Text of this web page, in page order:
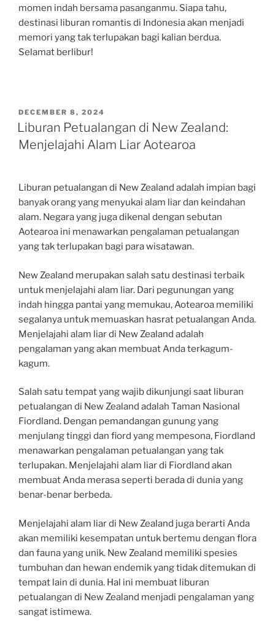
momen indah bersama pasanganmu. Siapa tahu,
destinasi liburan romantis di Indonesia akan menjadi
memori yang tak terlupakan bagi kalian berdua.
Selamat berlibur!
POSTED
ON
DECEMBER 8, 2024
Liburan Petualangan di New Zealand:
Menjelajahi Alam Liar Aotearoa
Liburan petualangan di New Zealand adalah impian bagi
banyak orang yang menyukai alam liar dan keindahan
alam. Negara yang juga dikenal dengan sebutan
Aotearoa ini menawarkan pengalaman petualangan
yang tak terlupakan bagi para wisatawan.
New Zealand merupakan salah satu destinasi terbaik
untuk menjelajahi alam liar. Dari pegunungan yang
indah hingga pantai yang memukau, Aotearoa memiliki
segalanya untuk memuaskan hasrat petualangan Anda.
Menjelajahi alam liar di New Zealand adalah
pengalaman yang akan membuat Anda terkagum-
kagum.
Salah satu tempat yang wajib dikunjungi saat liburan
petualangan di New Zealand adalah Taman Nasional
Fiordland. Dengan pemandangan gunung yang
menjulang tinggi dan fiord yang mempesona, Fiordland
menawarkan pengalaman petualangan yang tak
terlupakan. Menjelajahi alam liar di Fiordland akan
membuat Anda merasa seperti berada di dunia yang
benar-benar berbeda.
Menjelajahi alam liar di New Zealand juga berarti Anda
akan memiliki kesempatan untuk bertemu dengan flora
dan fauna yang unik. New Zealand memiliki spesies
tumbuhan dan hewan endemik yang tidak ditemukan di
tempat lain di dunia. Hal ini membuat liburan
petualangan di New Zealand menjadi pengalaman yang
sangat istimewa.